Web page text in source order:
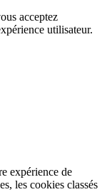
acceptez
utilisateur.
expérience de
les cookies classés